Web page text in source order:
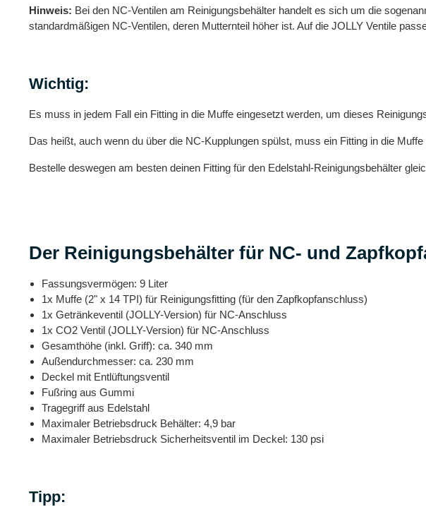
Hinweis: Bei den NC-Ventilen am Reinigungsbehälter handelt es sich um die
standardmäßigen NC-Ventilen, deren Mutternteil höher ist. Auf die JOLLY Ventile
Wichtig:
Es muss in jedem Fall ein Fitting in die Muffe eingesetzt werden, um dieses
Das heißt, auch wenn du über die NC-Kupplungen spülst, muss ein Fitting in die
Bestelle deswegen am besten deinen Fitting für den Edelstahl-Reinigungsbehälter
Der Reinigungsbehälter für NC- und
Fassungsvermögen: 9 Liter
1x Muffe (2" x 14 TPI) für Reinigungsfitting (für den Zapfkopfanschluss)
1x Getränkeventil (JOLLY-Version) für NC-Anschluss
1x CO2 Ventil (JOLLY-Version) für NC-Anschluss
Gesamthöhe (inkl. Griff): ca. 340 mm
Außendurchmesser: ca. 230 mm
Deckel mit Entlüftungsventil
Fußring aus Gummi
Tragegriff aus Edelstahl
Maximaler Betriebsdruck Behälter: 4,9 bar
Maximaler Betriebsdruck Sicherheitsventil im Deckel: 130 psi
Tipp: